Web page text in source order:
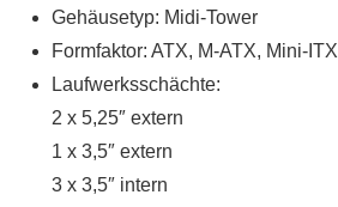
Gehäusetyp: Midi-Tower
Formfaktor: ATX, M-ATX, Mini-ITX
Laufwerksschächte:
2 x 5,25″ extern
1 x 3,5″ extern
3 x 3,5″ intern